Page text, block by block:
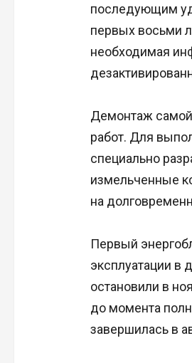
последующим
первых восьми
необходимая
Демонтаж самой
работ. Для
специально
измельченные
на
Первый
эксплуатации в
остановили в
до момента
завершилась в